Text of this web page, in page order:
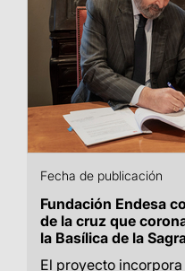
Fecha de publicación
Fundación Endesa
de la cruz que
la Basílica de la
El proyecto